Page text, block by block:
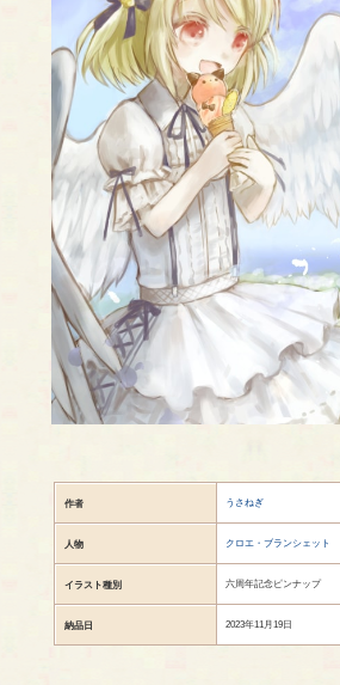
作者 うさねぎ
人物 クロエ・ブランシェット
イラスト種別 六周年記念ピンナップ
納品日 2023年11月19日